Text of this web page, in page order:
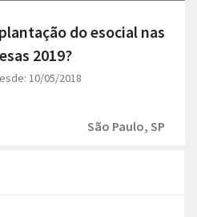
do esocial nas
2019?
10/05/2018
São Paulo, SP